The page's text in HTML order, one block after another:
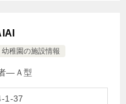
稚園の施設情報
―Ａ型
1-37